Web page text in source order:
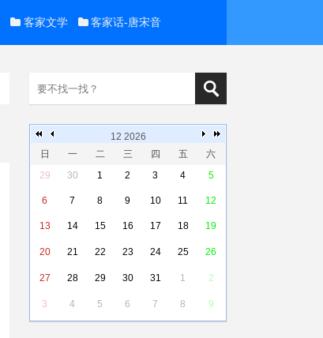
客家文学 客家话-唐宋音
12 2026
日
一 二 三 四 五
六
29
30 1 2 3 4 5
6 7 8 9 10 11 12
13 14 15 16 17 18 19
20 21 22 23 24 25 26
27 28 29 30 31 1 2
3 4 5 6 7 8 9